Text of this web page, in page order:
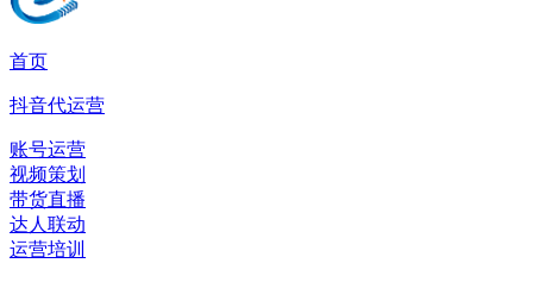
首页
抖音代运营
账号运营
视频策划
带货直播
达人联动
运营培训